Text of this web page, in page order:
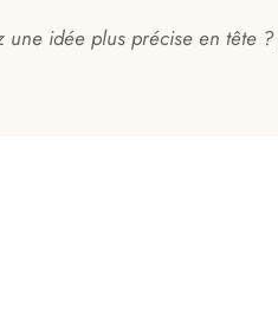
une idée plus précise en tête ?